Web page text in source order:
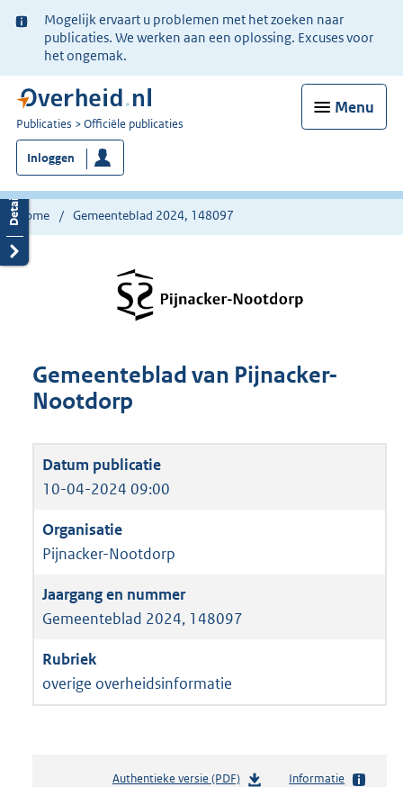
Ter
informatie:
Mogelijk ervaart u problemen met het zoeken naar
publicaties. We werken aan een oplossing. Excuses voor
het ongemak.
Menu
U
bent
nu
hier:
Publicaties Officiële publicaties
Inloggen
Home Gemeenteblad 2024, 148097
Gemeenteblad van Pijnacker-
Nootdorp
10-04-2024 09:00
Pijnacker-Nootdorp
Gemeenteblad 2024, 148097
overige overheidsinformatie
Authentieke versie (PDF)b
Informatie